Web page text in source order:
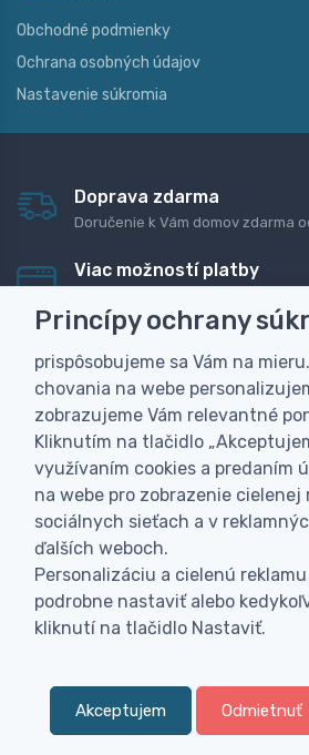
Obchodné podmienky
Ochrana osobných údajov
Nastavenie súkromia
Doprava zdarma
Doručenie k Vám domov zdarma
Viac možností platby
dobierku
Personalizácia
Vyrobíme Vám vlastný originálny
Skúsenosť
Široký sortiment, z ktorého Vám
Princípy ochrany
prispôsobujeme sa Vám na
chovania na webe
zobrazujeme Vám relevantné
Kliknutím na tlačidlo
využívaním cookies a predaním
na webe pro zobrazenie cielenej
sociálnych sieťach a v
ďalších weboch.
Personalizáciu a cielenú
podrobne nastaviť alebo
kliknutí na tlačidlo Nastaviť.
Akceptujem Odmietnuť